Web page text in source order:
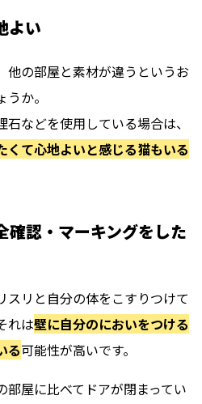
よい
他の部屋と素材が違うというお
か。
などを使用している場合は、
くて心地よいと感じる猫もいる
確認・マーキングをした
スリと自分の体をこすりつけて
れは壁に自分のにおいをつける
る可能性が高いです。
部屋に比べてドアが閉まってい